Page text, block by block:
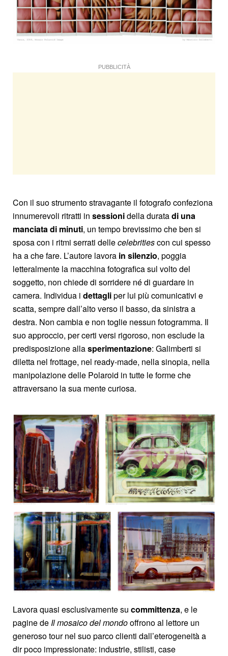
PUBBLICITÀ
Con il suo strumento stravagante il fotografo confeziona
innumerevoli ritratti in sessionidella duratadi una
manciata di minuti, un tempo brevissimo che ben si
sposa con i ritmi serrati dellecelebritiescon cui spesso
ha a che fare. L’autore lavora in silenzio, poggia
letteralmente la macchina fotografica sul volto del
soggetto, non chiede di sorridere né di guardare in
camera. Individua i dettagliper lui più comunicativi e
scatta, sempre dall’alto verso il basso, da sinistra a
destra. Non cambia e non toglie nessun fotogramma. Il
suo approccio, per certi versi rigoroso, non esclude la
predisposizione allasperimentazione: Galimberti si
diletta nel frottage, nel ready-made, nella sinopia, nella
manipolazione delle Polaroid in tutte le forme che
attraversano la sua mente curiosa.
Lavora quasi esclusivamente su committenza, e le
pagine deIl mosaico del mondooffrono al lettore un
generoso tour nel suo parco clienti dall’eterogeneità a
dir poco impressionate: industrie, stilisti, case